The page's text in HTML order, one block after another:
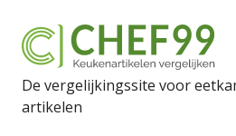
De vergelijkingssite voor
artikelen